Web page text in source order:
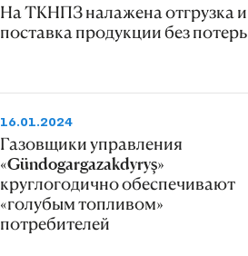
На ТКНПЗ налажена отгрузка и
поставка продукции без потерь
16.01.2024
Газовщики управления
«Gündogargazakdyryş»
круглогодично обеспечивают
«голубым топливом»
потребителей